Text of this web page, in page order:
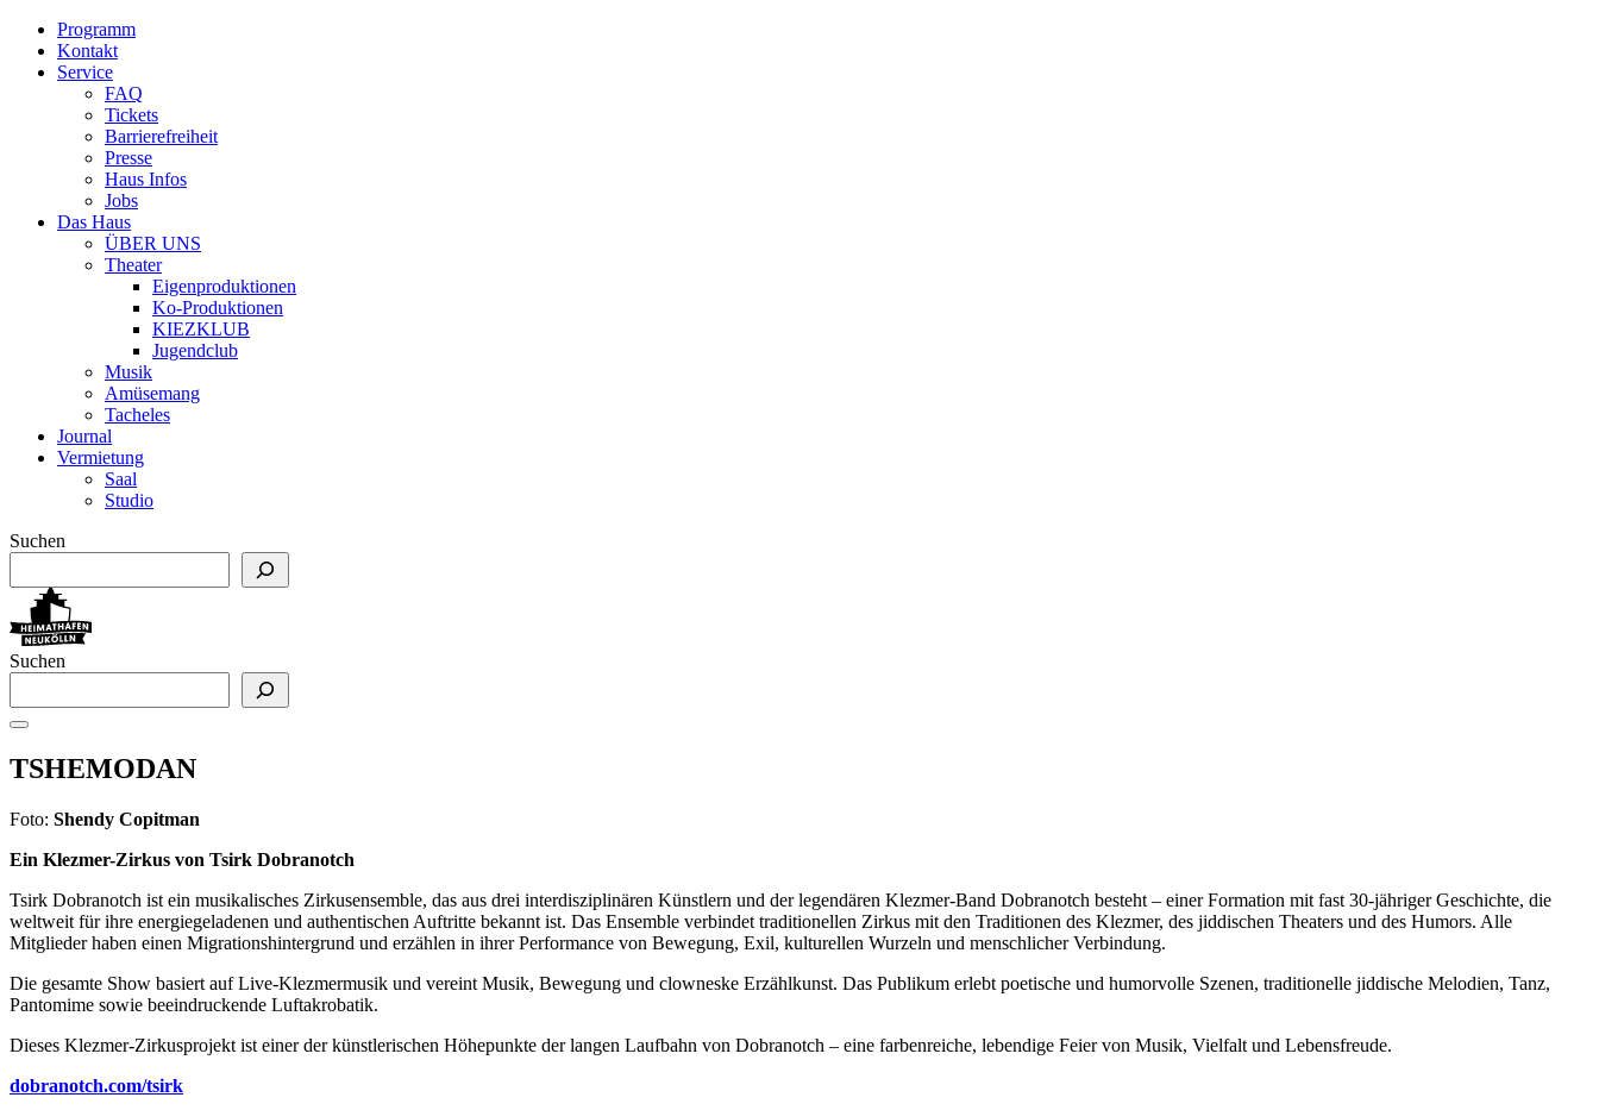
Programm
Kontakt
Service
FAQ
Tickets
Barrierefreiheit
Presse
Haus Infos
Jobs
Das Haus
ÜBER UNS
Theater
Eigenproduktionen
Ko-Produktionen
KIEZKLUB
Jugendclub
Musik
Amüsemang
Tacheles
Journal
Vermietung
Saal
Studio
Suchen
Suchen
TSHEMODAN
Foto: Shendy Copitman
Ein Klezmer-Zirkus von Tsirk Dobranotch
Tsirk Dobranotch ist ein musikalisches Zirkusensemble, das aus drei interdisziplinären Künstlern und der legendären Klezmer-Band Dobranotch besteht – einer Formation mit fast 30-jähriger Geschichte, die
weltweit für ihre energiegeladenen und authentischen Auftritte bekannt ist. Das Ensemble verbindet traditionellen Zirkus mit den Traditionen des Klezmer, des jiddischen Theaters und des Humors. Alle
Mitglieder haben einen Migrationshintergrund und erzählen in ihrer Performance von Bewegung, Exil, kulturellen Wurzeln und menschlicher Verbindung.
Die gesamte Show basiert auf Live-Klezmermusik und vereint Musik, Bewegung und clowneske Erzählkunst. Das Publikum erlebt poetische und humorvolle Szenen, traditionelle jiddische Melodien, Tanz,
Pantomime sowie beeindruckende Luftakrobatik.
Dieses Klezmer-Zirkusprojekt ist einer der künstlerischen Höhepunkte der langen Laufbahn von Dobranotch – eine farbenreiche, lebendige Feier von Musik, Vielfalt und Lebensfreude.
dobranotch.com/tsirk